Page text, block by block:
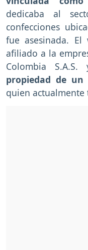
dedicaba al
confecciones
fue asesinada. El
afiliado a la
Colombia
propiedad de
quien